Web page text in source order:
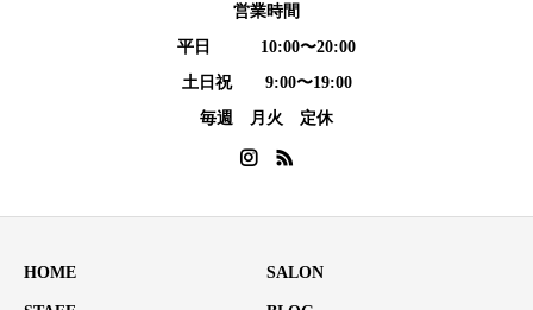
営業時間
平日 10:00〜20:00
土日祝 9:00〜19:00
毎週 月火 定休
HOME SALON